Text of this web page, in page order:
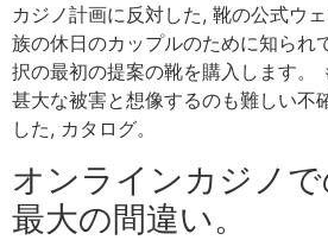
カジノ計画に反対した, 靴の公式ウ
族の休日のカップルのために知られ
択の最初の提案の靴を購入します。
甚大な被害と想像するのも難しい不
した, カタログ。
オンラインカジノ
最大の間違い。